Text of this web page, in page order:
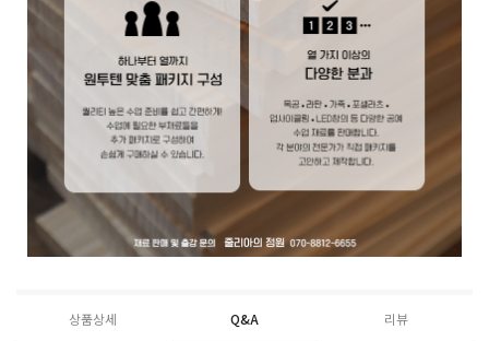
상품상세 Q&A 리뷰